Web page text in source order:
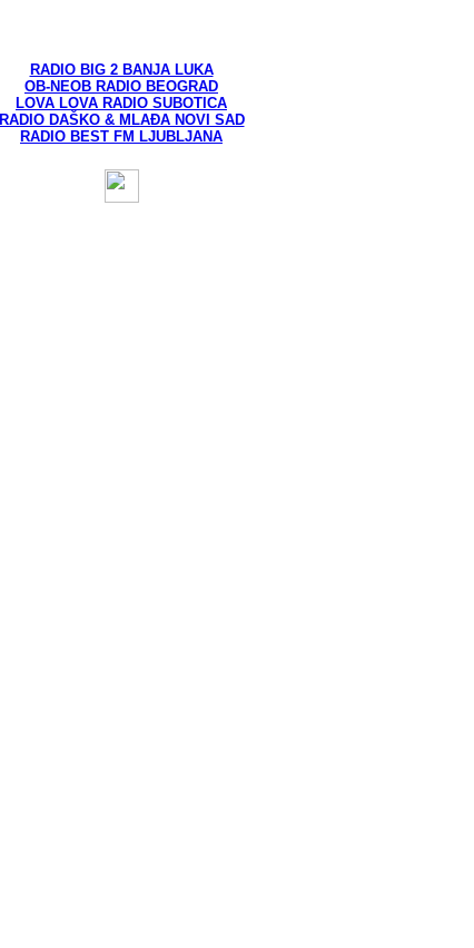
RADIO BIG 2 BANJA LUKA
OB-NEOB RADIO BEOGRAD
LOVA LOVA RADIO SUBOTICA
RADIO DAŠKO & MLAĐA NOVI SAD
RADIO BEST FM LJUBLJANA